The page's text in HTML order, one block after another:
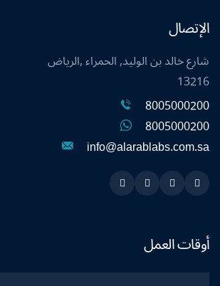
الإتصال
شارع خالد بن الوليد, الحمراء ,الرياض
13216
8005000200
8005000200
info@alarablabs.com.sa
Snapchat
Twitter
Linkedin
Instagram
أوقات العمل